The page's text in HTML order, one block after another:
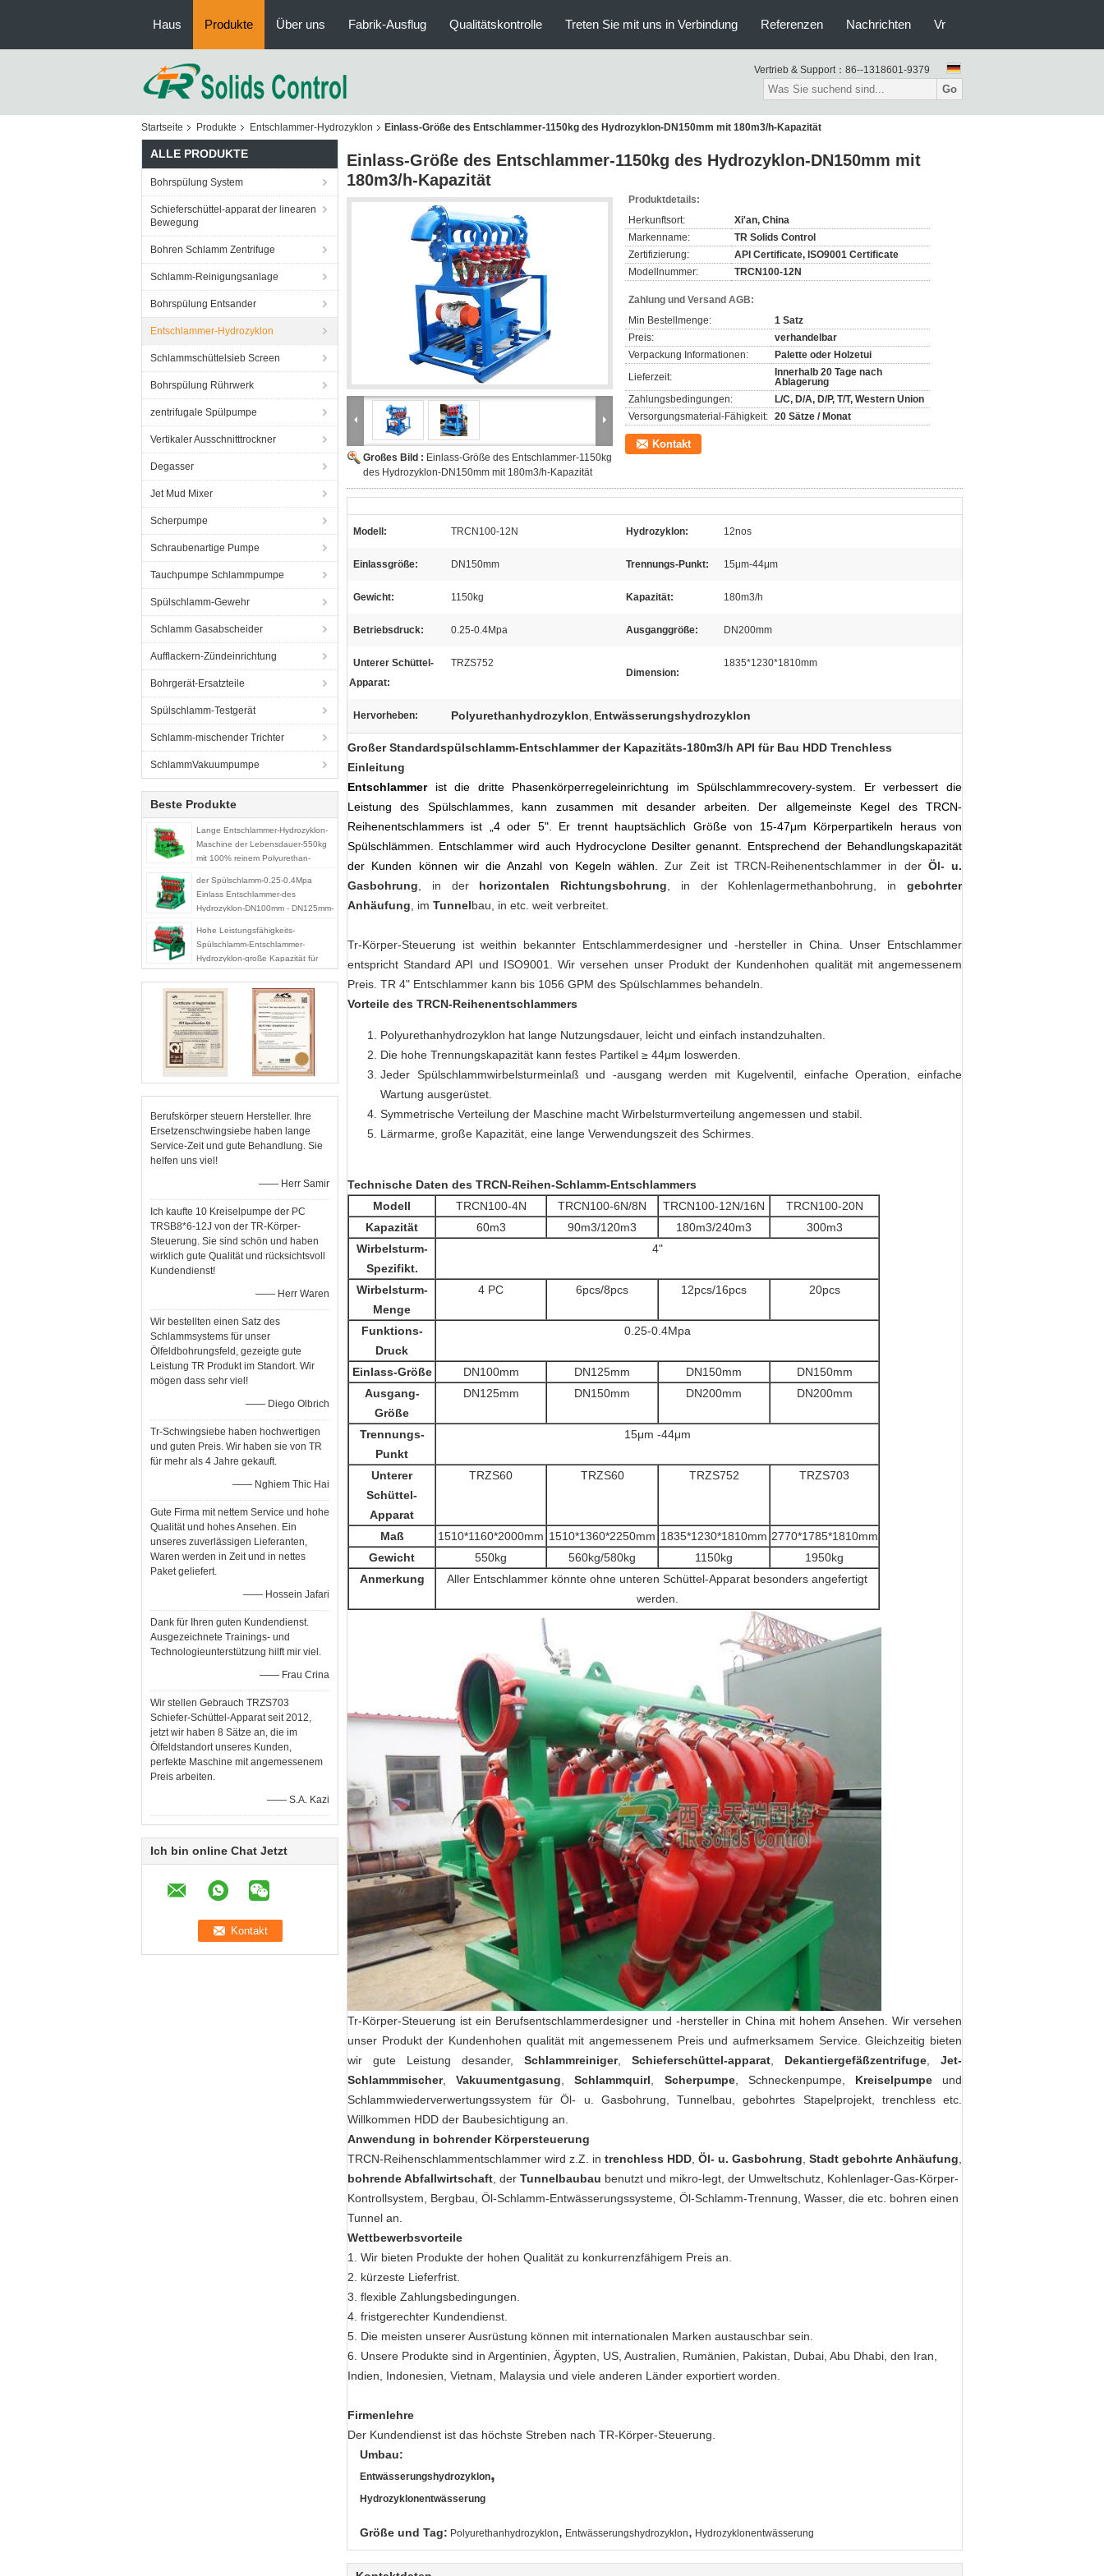
Haus Produkte Über uns Fabrik-Ausflug Qualitätskontrolle Treten Sie mit uns in Verbindung Referenzen Nachrichten Vr
Vertrieb & Support： 86--1318601-9379
Go
Startseite Produkte Entschlammer-Hydrozyklon Einlass-Größe des Entschlammer-1150kg des Hydrozyklon-DN150mm mit 180m3/h-Kapazität
ALLE PRODUKTE
Bohrspülung System
Schieferschüttel-apparat der linearen
Bewegung
Bohren Schlamm Zentrifuge
Schlamm-Reinigungsanlage
Bohrspülung Entsander
Entschlammer-Hydrozyklon
Schlammschüttelsieb Screen
Bohrspülung Rührwerk
zentrifugale Spülpumpe
Vertikaler Ausschnitttrockner
Degasser
Jet Mud Mixer
Scherpumpe
Schraubenartige Pumpe
Tauchpumpe Schlammpumpe
Spülschlamm-Gewehr
Schlamm Gasabscheider
Aufflackern-Zündeinrichtung
Bohrgerät-Ersatzteile
Spülschlamm-Testgerät
Schlamm-mischender Trichter
SchlammVakuumpumpe
Beste Produkte
Lange Entschlammer-Hydrozyklon-
Maschine der Lebensdauer-550kg
mit 100% reinem Polyurethan-
der Spülschlamm-0.25-0.4Mpa
Einlass Entschlammer-des
Hydrozyklon-DN100mm - DN125mm-
Hohe Leistungsfähigkeits-
Spülschlamm-Entschlammer-
Hydrozyklon-große Kapazität für
Ölfeld
Berufskörper steuern Hersteller. Ihre
Ersetzenschwingsiebe haben lange
Service-Zeit und gute Behandlung. Sie
helfen uns viel!
—— Herr Samir
Ich kaufte 10 Kreiselpumpe der PC
TRSB8*6-12J von der TR-Körper-
Steuerung. Sie sind schön und haben
wirklich gute Qualität und rücksichtsvoll
Kundendienst!
—— Herr Waren
Wir bestellten einen Satz des
Schlammsystems für unser
Ölfeldbohrungsfeld, gezeigte gute
Leistung TR Produkt im Standort. Wir
mögen dass sehr viel!
—— Diego Olbrich
Tr-Schwingsiebe haben hochwertigen
und guten Preis. Wir haben sie von TR
für mehr als 4 Jahre gekauft.
—— Nghiem Thic Hai
Gute Firma mit nettem Service und hohe
Qualität und hohes Ansehen. Ein
unseres zuverlässigen Lieferanten,
Waren werden in Zeit und in nettes
Paket geliefert.
—— Hossein Jafari
Dank für Ihren guten Kundendienst.
Ausgezeichnete Trainings- und
Technologieunterstützung hilft mir viel.
—— Frau Crina
Wir stellen Gebrauch TRZS703
Schiefer-Schüttel-Apparat seit 2012,
jetzt wir haben 8 Sätze an, die im
Ölfeldstandort unseres Kunden,
perfekte Maschine mit angemessenem
Preis arbeiten.
—— S.A. Kazi
Ich bin online Chat Jetzt
Einlass-Größe des Entschlammer-1150kg des Hydrozyklon-DN150mm mit
180m3/h-Kapazität
Großes Bild : Einlass-Größe des Entschlammer-1150kg
des Hydrozyklon-DN150mm mit 180m3/h-Kapazität
Produktdetails:
Herkunftsort:
Xi'an, China
Markenname:
TR Solids Control
Zertifizierung:
API Certificate, ISO9001 Certificate
Modellnummer:
TRCN100-12N
Zahlung und Versand AGB:
Min Bestellmenge:
1 Satz
Preis:
verhandelbar
Verpackung Informationen:
Palette oder Holzetui
Lieferzeit:
Innerhalb 20 Tage nach
Ablagerung
Zahlungsbedingungen:
L/C, D/A, D/P, T/T, Western Union
Versorgungsmaterial-Fähigkeit: 20 Sätze / Monat
Kontakt
Modell: TRCN100-12N Hydrozyklon: 12nos
Einlassgröße: DN150mm Trennungs-Punkt: 15μm-44μm
Gewicht: 1150kg Kapazität: 180m3/h
Betriebsdruck: 0.25-0.4Mpa Ausganggröße: DN200mm
Unterer Schüttel-
Apparat:
TRZS752
Dimension:
1835*1230*1810mm
Hervorheben: Polyurethanhydrozyklon, Entwässerungshydrozyklon
Großer Standardspülschlamm-Entschlammer der Kapazitäts-180m3/h API für Bau HDD Trenchless
Einleitung
Entschlammerist die dritte Phasenkörperregeleinrichtung im Spülschlammrecovery-system. Er verbessert die
Leistung des Spülschlammes, kann zusammen mit desander arbeiten. Der allgemeinste Kegel des TRCN-
Reihenentschlammers ist „4 oder 5". Er trennt hauptsächlich Größe von 15-47μm Körperpartikeln heraus von
Spülschlämmen. Entschlammer wird auch Hydrocyclone Desilter genannt. Entsprechend der Behandlungskapazität
der Kunden können wir die Anzahl von Kegeln wählen.
Zur Zeit ist TRCN-Reihenentschlammer in der Öl- u.
Gasbohrung , in der horizontalen Richtungsbohrung , in der Kohlenlagermethanbohrung, ingebohrter
Anhäufung , im Tunnelbau, in etc. weit verbreitet.
Tr-Körper-Steuerung ist weithin bekannter Entschlammerdesigner und -hersteller in China. Unser Entschlammer
entspricht Standard API und ISO9001. Wir versehen unser Produkt der Kundenhohen qualität mit angemessenem
Preis. TR 4" Entschlammer kann bis 1056 GPM des Spülschlammes behandeln.
Vorteile des TRCN-Reihenentschlammers
Polyurethanhydrozyklon hat lange Nutzungsdauer, leicht und einfach instandzuhalten.
Die hohe Trennungskapazität kann festes Partikel ≥ 44μm loswerden.
Jeder Spülschlammwirbelsturmeinlaß und -ausgang werden mit Kugelventil, einfache Operation, einfache
Wartung ausgerüstet.
Symmetrische Verteilung der Maschine macht Wirbelsturmverteilung angemessen und stabil.
Lärmarme, große Kapazität, eine lange Verwendungszeit des Schirmes.
Technische Daten des TRCN-Reihen-Schlamm-Entschlammers
Modell
TRCN100-4N TRCN100-6N/8N TRCN100-12N/16N
TRCN100-20N
Kapazität
60m3 90m3/120m3 180m3/240m3
300m3
Wirbelsturm-
Spezifikt.
4"
Wirbelsturm-
Menge
4 PC 6pcs/8pcs 12pcs/16pcs 20pcs
Funktions-
Druck
0.25-0.4Mpa
Einlass-Größe DN100mm DN125mm DN150mm
DN150mm
Ausgang-
Größe
DN125mm DN150mm DN200mm DN200mm
Trennungs-
Punkt
15μm -44μm
Unterer
Schüttel-
Apparat
TRZS60 TRZS60 TRZS752 TRZS703
Maß 1510*1160*2000mm 1510*1360*2250mm 1835*1230*1810mm 2770*1785*1810mm
Gewicht
550kg 560kg/580kg 1150kg
1950kg
Anmerkung
Aller Entschlammer könnte ohne unteren Schüttel-Apparat besonders angefertigt
werden.
Tr-Körper-Steuerung ist ein Berufsentschlammerdesigner und -hersteller in China mit hohem Ansehen. Wir versehen
unser Produkt der Kundenhohen qualität mit angemessenem Preis und aufmerksamem Service. Gleichzeitig bieten
wir gute Leistung desander, Schlammreiniger, Schieferschüttel-apparat Dekantiergefäßzentrifuge
Jet-
Schlammmischer,Vakuumentgasung ,Schlammquirl Scherpumpe, Schneckenpumpe, Kreiselpumpeund
Schlammwiederverwertungssystem für Öl- u. Gasbohrung, Tunnelbau, gebohrtes Stapelprojekt, trenchless etc.
Willkommen HDD der Baubesichtigung an.
Anwendung in bohrender Körpersteuerung
TRCN-Reihenschlammentschlammer wird z.Z. in trenchless HDD Öl- u. Gasbohrung Stadt gebohrte Anhäufung
bohrende Abfallwirtschaft , der Tunnelbaubau benutzt und mikro-legt, der Umweltschutz, Kohlenlager-Gas-Körper-
Kontrollsystem, Bergbau, Öl-Schlamm-Entwässerungssysteme, Öl-Schlamm-Trennung, Wasser, die etc. bohren einen
Tunnel an.
Wettbewerbsvorteile
1. Wir bieten Produkte der hohen Qualität zu konkurrenzfähigem Preis an.
2. kürzeste Lieferfrist.
3. flexible Zahlungsbedingungen.
4. fristgerechter Kundendienst.
5. Die meisten unserer Ausrüstung können mit internationalen Marken austauschbar sein.
6. Unsere Produkte sind in Argentinien, Ägypten, US, Australien, Rumänien, Pakistan, Dubai, Abu Dhabi, den Iran,
Indien, Indonesien, Vietnam, Malaysia und viele anderen Länder exportiert worden.
Firmenlehre
Der Kundendienst ist das höchste Streben nach TR-Körper-Steuerung.
Umbau:
Entwässerungshydrozyklon,
Hydrozyklonentwässerung
Größe und Tag: Polyurethanhydrozyklon, Entwässerungshydrozyklon, Hydrozyklonentwässerung